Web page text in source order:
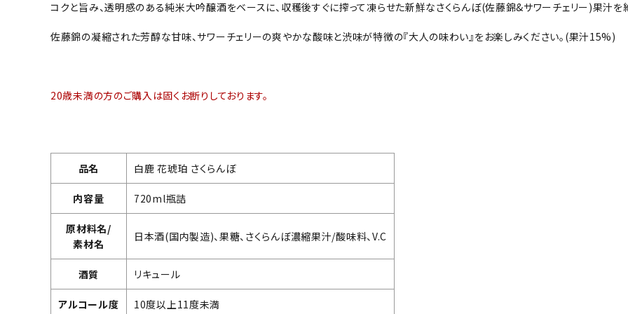
コクと旨み、透明感のある純米大吟醸酒をベースに、収穫後すぐに搾って凍らせた新鮮なさくらんぼ(佐藤錦&サワーチェリー)果汁を
佐藤錦の凝縮された芳醇な甘味、サワーチェリーの爽やかな酸味と渋味が特徴の『大人の味わい』をお楽しみください。(果汁15%)
20歳未満の方のご購入は固くお断りしております。
品名 白鹿 花琥珀 さくらんぼ
内容量 720ml瓶詰
原材料名/
素材名
日本酒(国内製造)、果糖、さくらんぼ濃縮果汁/酸味料、V.C
酒質 リキュール
アルコール度 10度以上11度未満